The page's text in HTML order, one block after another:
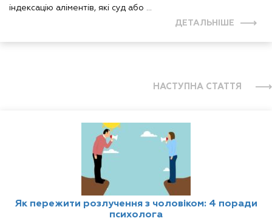
індексацію аліментів, які суд або ...
ДЕТАЛЬНІШЕ
НАСТУПНА СТАТТЯ
Як пережити розлучення з чоловіком: 4 поради
психолога